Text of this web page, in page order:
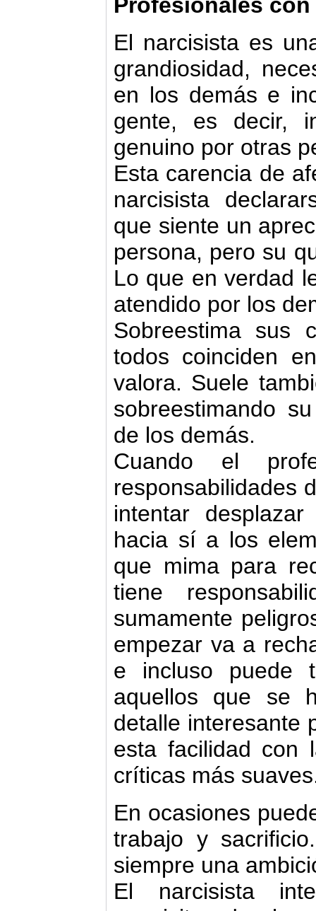
El narcisista es
grandiosidad,
en los demás e
gente, es decir,
genuino por otras
Esta carencia de
narcisista
que siente un
persona, pero su
Lo que en verdad
atendido por los
Sobreestima sus
todos coinciden
valora. Suele
sobreestimando
de los demás.
Cuando el
responsabilidades
intentar
hacia sí a los
que mima para
tiene
sumamente
empezar va a
e incluso puede
aquellos que se
detalle interesante
esta facilidad con
críticas más
En ocasiones
trabajo y
siempre una
El narcisista